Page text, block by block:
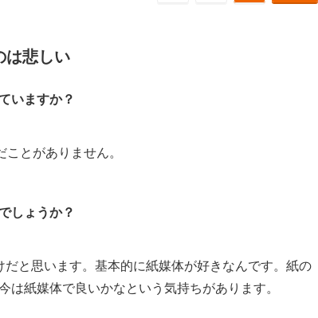
は悲しい
いますか？
とがありません。
しょうか？
だと思います。基本的に紙媒体が好きなんです。紙の
は紙媒体で良いかなという気持ちがあります。